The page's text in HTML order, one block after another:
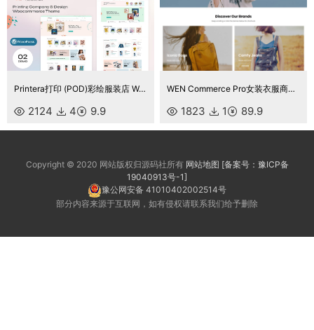
Printera打印 (POD)彩绘服装店 WooCommerce 主题
2124 4 9.9
WEN Commerce Pro女装衣服商城主题
1823 1 89.9
Copyright © 2020 网站版权归源码社所有 网站地图 [备案号：豫ICP备
19040913号-1]
豫公网安备 41010402002514号
部分内容来源于互联网，如有侵权请联系我们给予删除